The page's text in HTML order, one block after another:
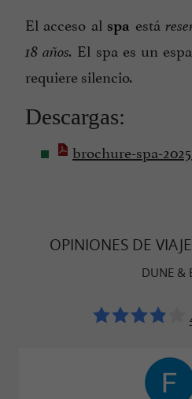
El acceso al spa está
18 años. El spa es un
requiere silencio.
Descargas:
brochure-spa-
OPINIONES DE
DUNE &